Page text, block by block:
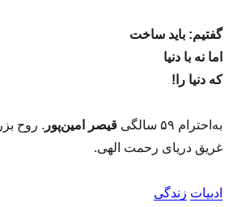
گفتیم: باید ساخت
اما نه با دنیا
که دنیا را!
به‌احترام ۵۹ سالگی قیصر امین‌پور . روح
غریق دریای رحمت الهی.
ادبیات زندگی